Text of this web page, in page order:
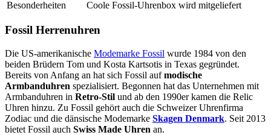
Besonderheiten Coole Fossil-Uhrenbox wird mitgeliefert
Fossil Herrenuhren
Die US-amerikanische Modemarke Fossil wurde 1984 von den
beiden Brüdern Tom und Kosta Kartsotis in Texas gegründet.
Bereits von Anfang an hat sich Fossil aufmodische
Armbanduhren spezialisiert. Begonnen hat das Unternehmen mit
Armbanduhren in Retro-Stil und ab den 1990er kamen die Relic
Uhren hinzu. Zu Fossil gehört auch die Schweizer Uhrenfirma
Zodiac und die dänsische Modemarke Skagen Denmark. Seit 2013
bietet Fossil auch Swiss Made Uhren an.